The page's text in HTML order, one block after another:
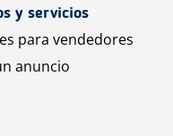
y servicios
para vendedores
anuncio